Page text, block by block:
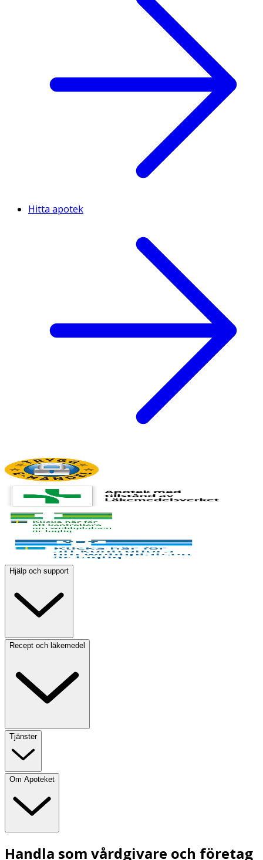
Hitta apotek
Hjälp och support
Recept och läkemedel
Tjänster
Om Apoteket
Handla som vårdgivare och företag